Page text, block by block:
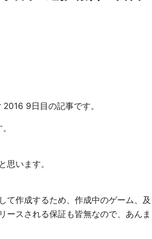
9日目の記事です。
思います。
て作成するため、作成中のゲーム、及
ースされる保証も皆無なので、あんま